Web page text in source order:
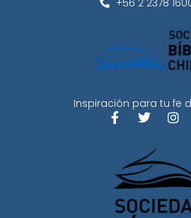
Inspiración para tu fe